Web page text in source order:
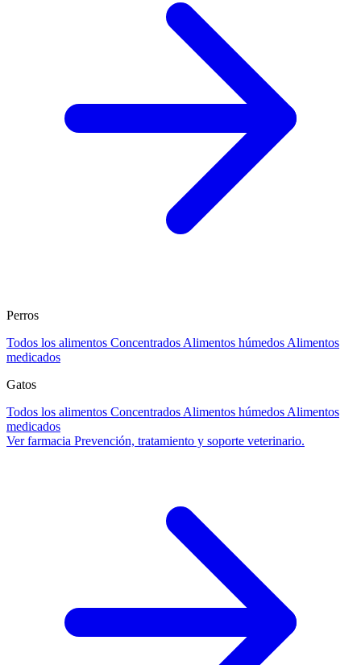
Perros
Todos los alimentos Concentrados Alimentos húmedos Alimentos
medicados
Gatos
Todos los alimentos Concentrados Alimentos húmedos Alimentos
medicados
Ver farmacia Prevención, tratamiento y soporte veterinario.